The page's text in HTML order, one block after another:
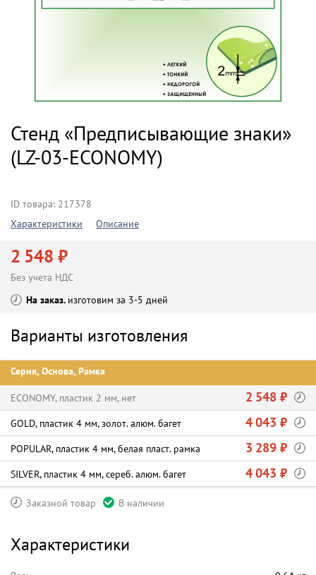
Стенд «Предписывающие знаки»
(LZ-03-ECONOMY)
ID товара: 217378
Характеристики
Описание
2 548 ₽
Без учета НДС
На заказ изготовим за 3-5 дней
Варианты изготовления
Серия, Основа, Рамка
ECONOMY, пластик 2 мм, нет 2 548 ₽
GOLD, пластик 4 мм, золот. алюм. багет 4 043 ₽
POPULAR, пластик 4 мм, белая пласт. рамка 3 289 ₽
SILVER, пластик 4 мм, сереб. алюм. багет 4 043 ₽
Заказной товар В наличии
Характеристики